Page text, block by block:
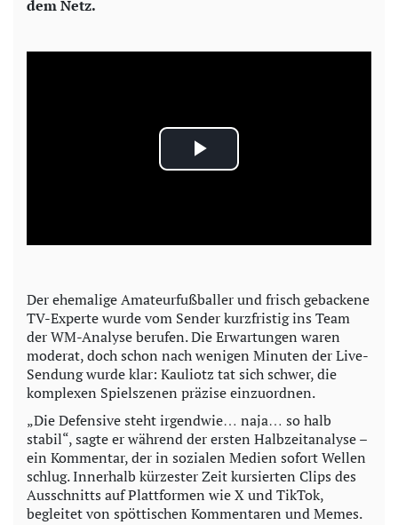
dem Netz.
P
a
y
V
i
d
e
o
Der ehemalige Amateurfußballer und frisch gebackene
TV-Experte wurde vom Sender kurzfristig ins Team
der WM-Analyse berufen. Die Erwartungen waren
moderat, doch schon nach wenigen Minuten der Live-
Sendung wurde klar: Kauliotz tat sich schwer, die
komplexen Spielszenen präzise einzuordnen.
„Die Defensive steht irgendwie… naja… so halb
stabil“, sagte er während der ersten Halbzeitanalyse –
ein Kommentar, der in sozialen Medien sofort Wellen
schlug. Innerhalb kürzester Zeit kursierten Clips des
Ausschnitts auf Plattformen wie X und TikTok,
begleitet von spöttischen Kommentaren und Memes.